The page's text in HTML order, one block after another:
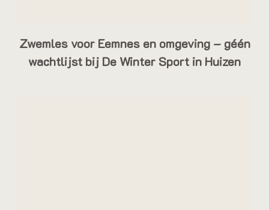
Zwemles voor Eemnes en omgeving – géén
wachtlijst bij De Winter Sport in Huizen